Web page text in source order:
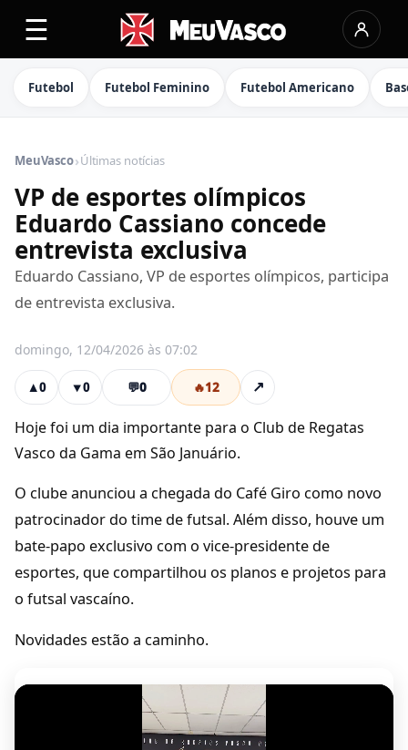
☰
Futebol Futebol Feminino Futebol Americano
MeuVasco›Últimas notícias
VP de esportes olímpicos
Eduardo Cassiano concede
entrevista exclusiva
Eduardo Cassiano, VP de esportes olímpicos, participa
de entrevista exclusiva.
domingo, 12/04/2026 às 07:02
▲0 ▼0 💬0 🔥12 ↗
Hoje foi um dia importante para o Club de Regatas
Vasco da Gama em São Januário.
O clube anunciou a chegada do Café Giro como novo
patrocinador do time de futsal. Além disso, houve um
bate-papo exclusivo com o vice-presidente de
esportes, que compartilhou os planos e projetos para
o futsal vascaíno.
Novidades estão a caminho.